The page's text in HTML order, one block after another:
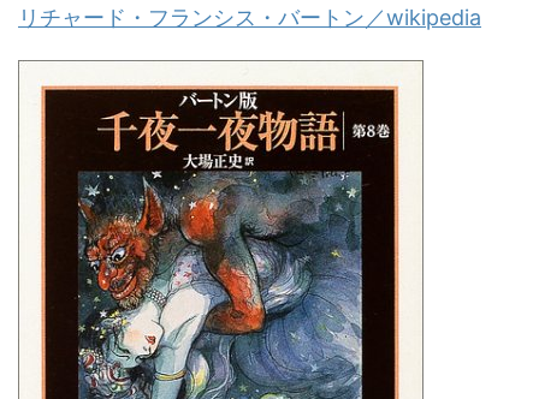
リチャード・フランシス・バートン／wikipedia